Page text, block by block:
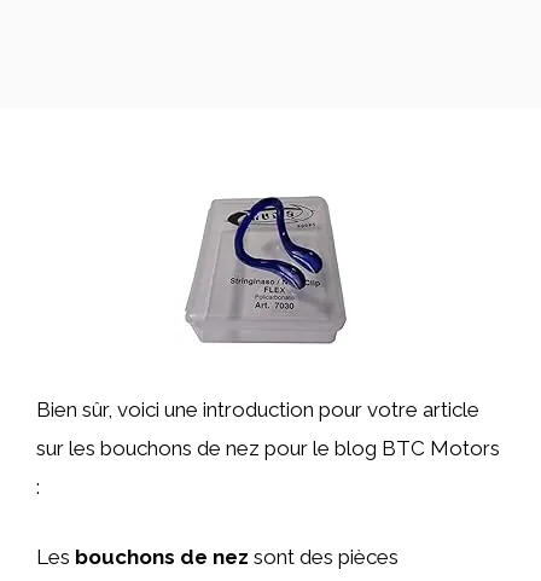
Bien sûr, voici une introduction pour votre article
sur les bouchons de nez pour le blog BTC Motors
:
Les bouchons de nez sont des pièces